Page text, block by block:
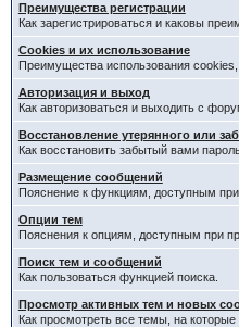
Преимущества регистрации
Как зарегистрироваться и каковы
Cookies и их использование
Преимущества использования
Авторизация и выход
Как авторизоваться и выходить с
Восстановление утерянного или
Как восстановить забытый вами
Размещение сообщений
Пояснение к функциям, доступным
Опции тем
Пояснения к опциям, доступным при
Поиск тем и сообщений
Как пользоваться функцией поиска.
Просмотр активных тем и новых
Как просмотреть все темы, на